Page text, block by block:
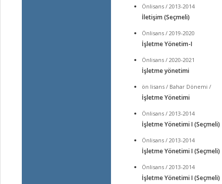
Önlisans / 2013-2014
İletişim (Seçmeli)
Önlisans / 2019-2020
İşletme Yönetim-I
Önlisans / 2020-2021
İşletme yönetimi
ön lisans / Bahar Dönemi /
İşletme Yönetimi
Önlisans / 2013-2014
İşletme Yönetimi I (Seçmeli)
Önlisans / 2013-2014
İşletme Yönetimi I (Seçmeli)
Önlisans / 2013-2014
İşletme Yönetimi I (Seçmeli)